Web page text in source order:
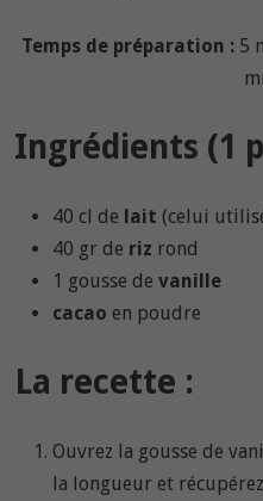
Temps de préparation : 5
Ingrédients (1
40 cl de lait (celui
40 gr de riz rond
1 gousse de vanille
cacao en poudre
La recette :
Ouvrez la gousse de
la longueur et